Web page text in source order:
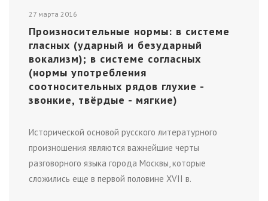
27 марта 2016
Произносительные нормы: в системе
гласных (ударный и безударный
вокализм); в системе согласных
(нормы употребления
соотносительных рядов глухие -
звонкие, твёрдые - мягкие)
Исторической основой русского литературного
произношения являются важнейшие черты
разговорного языка города Москвы, которые
сложились еще в первой половине XVII в.